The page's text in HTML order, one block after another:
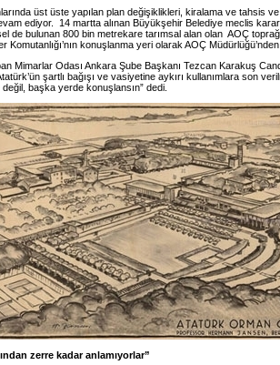
üst üste yapılan plan değişiklikleri, kiralama ve tahsis
ediyor. 14 martta alınan Büyükşehir Belediye meclis
de bulunan 800 bin metrekare tarımsal alan olan AOÇ
konuşlanma yeri olarak AOÇ
Mimarlar Odası Ankara Şube Başkanı Tezcan Karakuş
şartlı bağışı ve vasiyetine aykırı kullanımlara son
başka yerde konuşlansın” dedi.
zerre kadar anlamıyorlar”